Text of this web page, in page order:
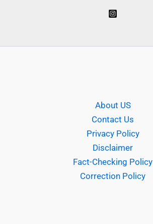
About US
Contact Us
Privacy Policy
Disclaimer
Fact-Checking Policy
Correction Policy